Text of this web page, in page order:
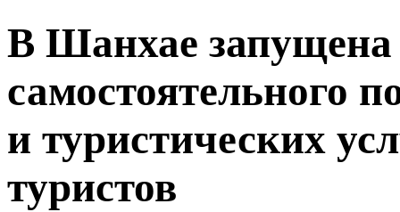
В Шанхае запущена
самостоятельного
и туристических
туристов